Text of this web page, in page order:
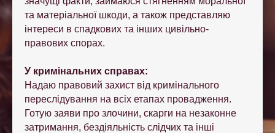
та матеріальної шкоди, а також представляю
інтереси в спадкових та інших цивільно-
правових спорах.
У кримінальних справах:
Надаю правовий захист від кримінального
переслідування на всіх етапах провадження.
Готую заяви про злочини, скарги на незаконне
затримання, бездіяльність слідчих та інші